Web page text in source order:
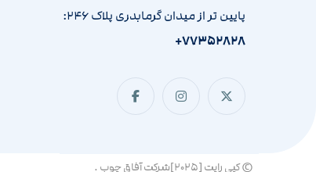
پایین تر از میدان گرمابدری پلاک ۲۴۶:
۷۷۳۵۲۸۲۸+
© کپی رایت [۲۰۲۵]شرکت آفاق چوب .